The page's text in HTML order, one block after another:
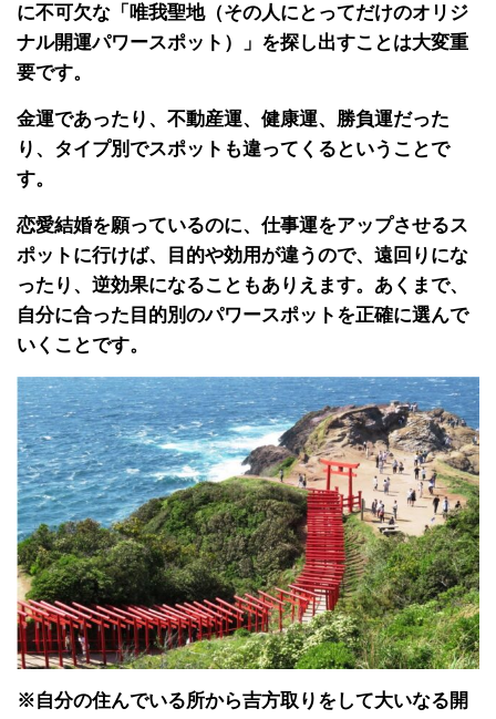
に不可欠な「唯我聖地（その人にとってだけのオリジ
ナル開運パワースポット）」を探し出すことは大変重
要です。
金運であったり、不動産運、健康運、勝負運だった
り、タイプ別でスポットも違ってくるということで
す。
恋愛結婚を願っているのに、仕事運をアップさせるス
ポットに行けば、目的や効用が違うので、遠回りにな
ったり、逆効果になることもありえます。あくまで、
自分に合った目的別のパワースポットを正確に選んで
いくことです。
※自分の住んでいる所から吉方取りをして大いなる開